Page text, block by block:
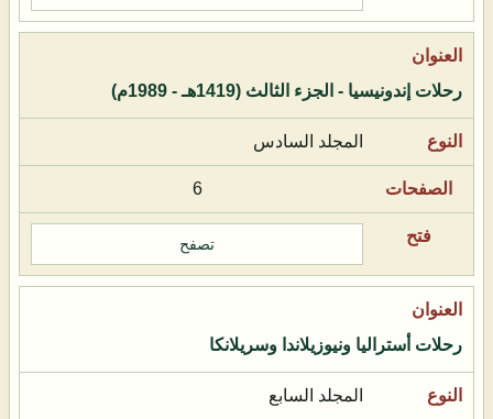
رحلات إندونيسيا - الجزء الثالث (1419هـ - 1989م)
المجلد السادس
6
تصفح
رحلات أستراليا ونيوزيلاندا وسريلانكا
المجلد السابع